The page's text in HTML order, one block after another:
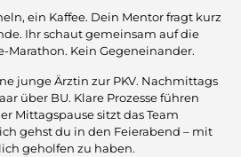
ein Kaffee. Dein Mentor fragt kurz
Ihr schaut gemeinsam auf die
Marathon. Kein Gegeneinander.
junge Ärztin zur PKV. Nachmittags
über BU. Klare Prozesse führen
Mittagspause sitzt das Team
gehst du in den Feierabend – mit
geholfen zu haben.